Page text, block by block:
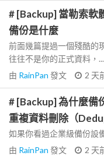
# [Backup] 當勒索軟
備份是什麼
前面幾篇提過一個殘酷的
往往不是你的正式資料，...
由 RainPan 發文 2 天
# [Backup] 為什麼備
重複資料刪除（
如果你看過企業級備份設
由 RainPan 發文 2 天